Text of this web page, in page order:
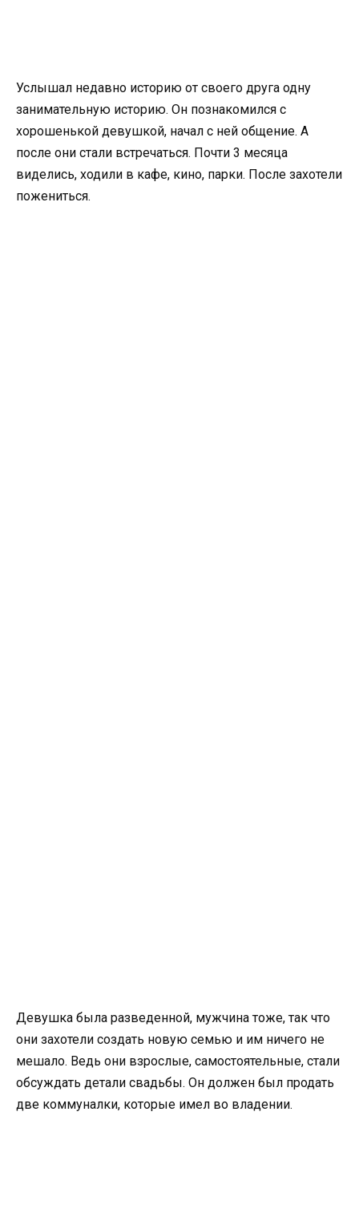
Услышал недавно историю от своего друга одну
занимательную историю. Он познакомился с
хорошенькой девушкой, начал с ней общение. А
после они стали встречаться. Почти 3 месяца
виделись, ходили в кафе, кино, парки. После захотели
пожениться.
Девушка была разведенной, мужчина тоже, так что
они захотели создать новую семью и им ничего не
мешало. Ведь они взрослые, самостоятельные, стали
обсуждать детали свадьбы. Он должен был продать
две коммуналки, которые имел во владении.